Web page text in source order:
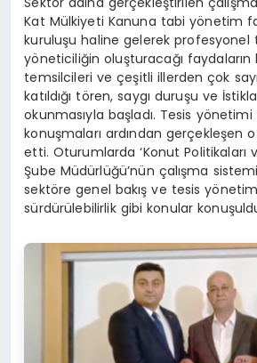
Kat Mülkiyeti Kanuna tabi yönetim
kuruluşu haline gelerek profesyonel
yöneticiliğin oluşturacağı faydaların
temsilcileri ve çeşitli illerden çok
katıldığı tören, saygı duruşu ve İstiklal
okunmasıyla başladı. Tesis
konuşmaları ardından gerçekleşen
etti. Oturumlarda ‘Konut Politikaları
Şube Müdürlüğü’nün çalışma
sektöre genel bakış ve tesis
sürdürülebilirlik gibi konular